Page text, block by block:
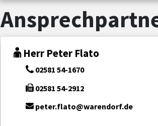
Herr Peter Flato
02581 54-1670
02581 54-2912
peter.flato@warendorf.de